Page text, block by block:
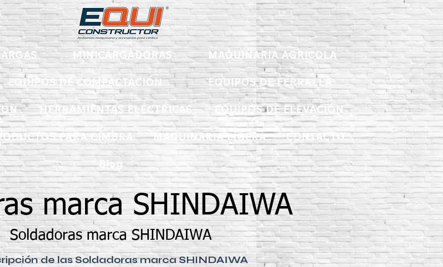
MINICARGADORAS MAQUINARIA AGRICOLA
EQUIPOS DE COMPACTACIÓN EQUIPOS DE FERRALLA
HERRAMIENTAS ELÉCTRICAS EQUIPOS DE ELEVACIÓN
PARA CIMBRA MAQUINARIA LIGERA CONTACTO
Blog
marca SHINDAIWA
Soldadoras marca SHINDAIWA
de las Soldadoras marca SHINDAIWA